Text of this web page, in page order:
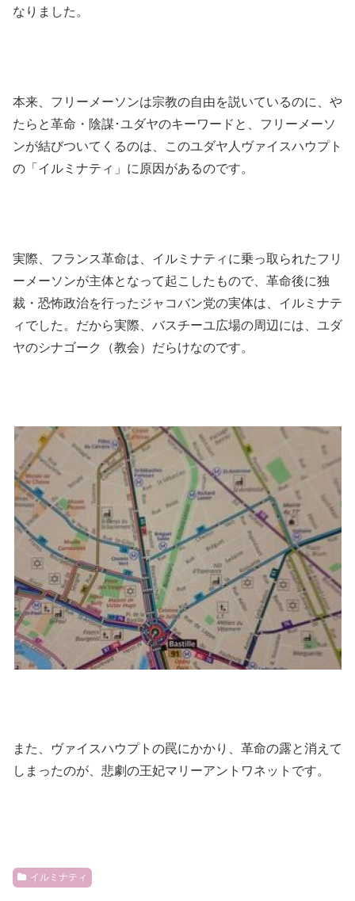
なりました。
本来、フリーメーソンは宗教の自由を説いているのに、や
たらと革命・陰謀･ユダヤのキーワードと、フリーメーソ
ンが結びついてくるのは、このユダヤ人ヴァイスハウプト
の「イルミナティ」に原因があるのです。
実際、フランス革命は、イルミナティに乗っ取られたフリ
ーメーソンが主体となって起こしたもので、革命後に独
裁・恐怖政治を行ったジャコバン党の実体は、イルミナテ
ィでした。だから実際、バスチーユ広場の周辺には、ユダ
ヤのシナゴーク（教会）だらけなのです。
また、ヴァイスハウプトの罠にかかり、革命の露と消えて
しまったのが、悲劇の王妃マリーアントワネットです。
イルミナティ